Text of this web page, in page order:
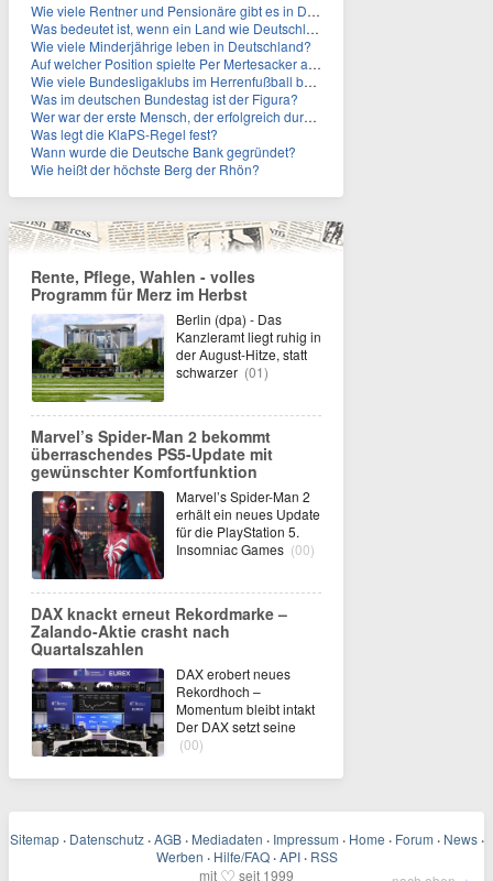
Wie viele Rentner und Pensionäre gibt es in Deutschland aktuell?
Was bedeutet ist, wenn ein Land wie Deutschland ein Demographieproblem hat?
Wie viele Minderjährige leben in Deutschland?
Auf welcher Position spielte Per Mertesacker als Fußballer?
Wie viele Bundesligaklubs im Herrenfußball befinden sich in NRW?
Was im deutschen Bundestag ist der Figura?
Wer war der erste Mensch, der erfolgreich durch den Ärmelkanal schwamm?
Was legt die KlaPS-Regel fest?
Wann wurde die Deutsche Bank gegründet?
Wie heißt der höchste Berg der Rhön?
Rente, Pflege, Wahlen - volles
Programm für Merz im Herbst
Berlin (dpa) - Das
Kanzleramt liegt ruhig in
der August-Hitze, statt
schwarzer (01)
Marvel’s Spider-Man 2 bekommt
überraschendes PS5-Update mit
gewünschter Komfortfunktion
Marvel’s Spider-Man 2
erhält ein neues Update
für die PlayStation 5.
Insomniac Games (00)
DAX knackt erneut Rekordmarke –
Zalando-Aktie crasht nach
Quartalszahlen
DAX erobert neues
Rekordhoch –
Momentum bleibt intakt
Der DAX setzt seine
(00)
Sitemap · Datenschutz · AGB · Mediadaten · Impressum · Home · Forum · News ·
Werben · Hilfe/FAQ · API · RSS
mit
seit 1999